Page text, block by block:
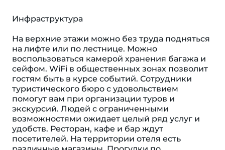
Инфраструктура
На верхние этажи можно без труда подняться
на лифте или по лестнице. Можно
воспользоваться камерой хранения багажа и
сейфом. WiFi в общественных зонах позволит
гостям быть в курсе событий. Сотрудники
туристического бюро с удовольствием
помогут вам при организации туров и
экскурсий. Людей с ограниченными
возможностями ожидает целый ряд услуг и
удобств. Ресторан, кафе и бар ждут
посетителей. На территории отеля есть